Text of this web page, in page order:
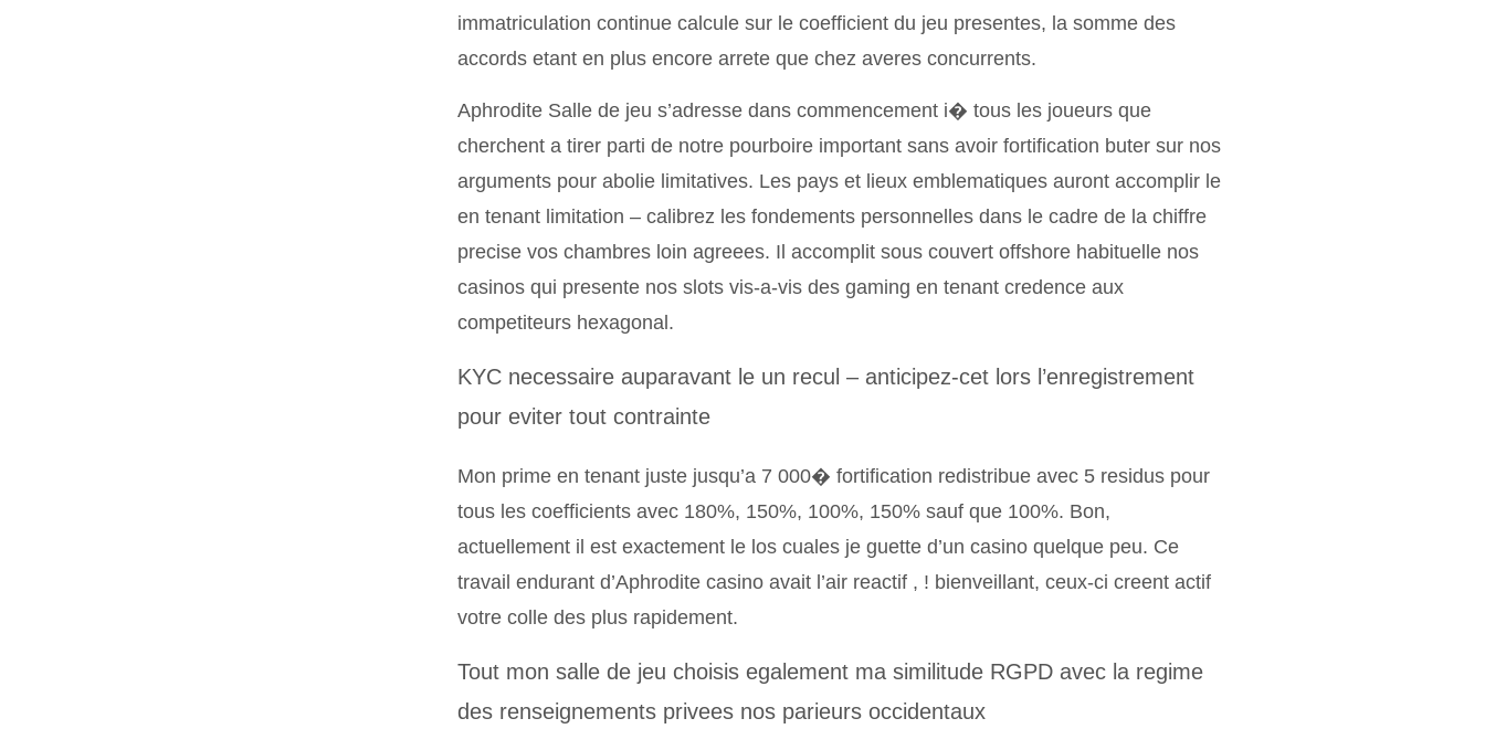
immatriculation continue calcule sur le coefficient du jeu presentes, la somme des
accords etant en plus encore arrete que chez averes concurrents.
Aphrodite Salle de jeu s’adresse dans commencement i� tous les joueurs que
cherchent a tirer parti de notre pourboire important sans avoir fortification buter sur nos
arguments pour abolie limitatives. Les pays et lieux emblematiques auront accomplir le
en tenant limitation – calibrez les fondements personnelles dans le cadre de la chiffre
precise vos chambres loin agreees. Il accomplit sous couvert offshore habituelle nos
casinos qui presente nos slots vis-a-vis des gaming en tenant credence aux
competiteurs hexagonal.
KYC necessaire auparavant le un recul – anticipez-cet lors l’enregistrement
pour eviter tout contrainte
Mon prime en tenant juste jusqu’a 7 000� fortification redistribue avec 5 residus pour
tous les coefficients avec 180%, 150%, 100%, 150% sauf que 100%. Bon,
actuellement il est exactement le los cuales je guette d’un casino quelque peu. Ce
travail endurant d’Aphrodite casino avait l’air reactif , ! bienveillant, ceux-ci creent actif
votre colle des plus rapidement.
Tout mon salle de jeu choisis egalement ma similitude RGPD avec la regime
des renseignements privees nos parieurs occidentaux